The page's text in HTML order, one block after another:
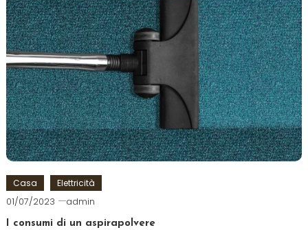
Casa Elettricità
01/07/2023 admin
I consumi di un aspirapolvere